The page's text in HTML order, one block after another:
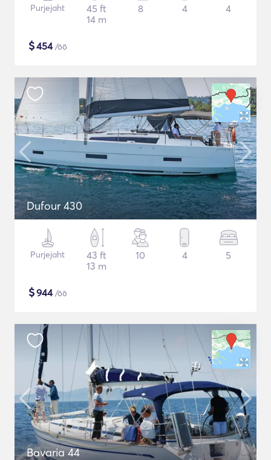
Purjejaht
45 ft
14 m
8 4 4
$454/öö
Dufour 430
Purjejaht
43 ft
13 m
10 4 5
$944/öö
Bavaria 44